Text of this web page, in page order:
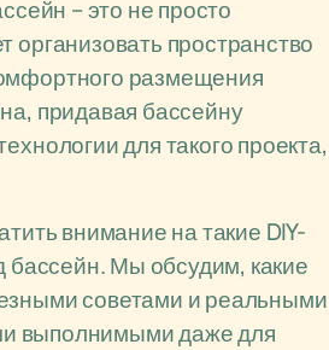
– это не просто
пространство
размещения
придавая бассейну
для такого проекта,
внимание на такие DIY-
бассейн. Мы обсудим, какие
советами и реальными
выполнимыми даже для